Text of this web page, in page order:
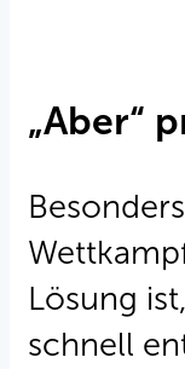
„Aber“
Lösung
schnell